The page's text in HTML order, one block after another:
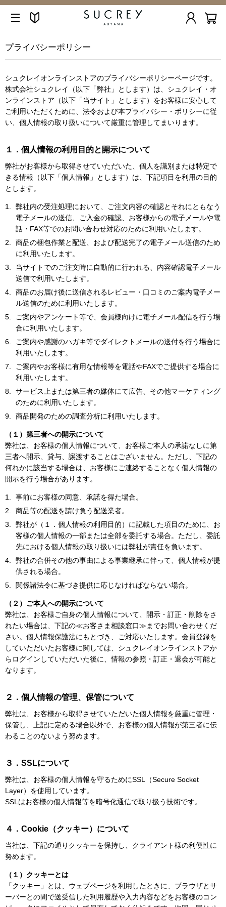
プライバシーポリシー
シュクレイオンラインストアのプライバシーポリシーページです。
株式会社シュクレイ（以下「弊社」とします）は、シュクレイ・オ
ンラインストア（以下「当サイト」とします）をお客様に安心して
ご利用いただくために、法令および本プライバシー・ポリシーに従
い、個人情報の取り扱いについて厳重に管理してまいります。
１．個人情報の利用目的と開示について
弊社がお客様から取得させていただいた、個人を識別または特定で
きる情報（以下「個人情報」とします）は、下記項目を利用の目的
とします。
弊社内の受注処理において、ご注文内容の確認とそれにともなう
電子メールの送信、ご入金の確認、お客様からの電子メールや電
話・FAX等でのお問い合わせ対応のために利用いたします。
商品の梱包作業と配送、および配送完了の電子メール送信のため
に利用いたします。
当サイトでのご注文時に自動的に行われる、内容確認電子メール
送信で利用いたします。
商品のお届け後に送信されるレビュー・口コミのご案内電子メー
ル送信のために利用いたします。
ご案内やアンケート等で、会員様向けに電子メール配信を行う場
合に利用いたします。
ご案内や感謝のハガキ等でダイレクトメールの送付を行う場合に
利用いたします。
ご案内やお客様に有用な情報等を電話やFAXでご提供する場合に
利用いたします。
サービス上または第三者の媒体にて広告、その他マーケティング
のために利用いたします。
商品開発のための調査分析に利用いたします。
（１）第三者への開示について
弊社は、お客様の個人情報について、お客様ご本人の承諾なしに第
三者へ開示、貸与、譲渡することはございません。ただし、下記の
何れかに該当する場合は、お客様にご連絡することなく個人情報の
開示を行う場合があります。
事前にお客様の同意、承諾を得た場合。
商品等の配送を請け負う配送業者。
弊社が（１．個人情報の利用目的）に記載した項目のために、お
客様の個人情報の一部または全部を委託する場合。ただし、委託
先における個人情報の取り扱いには弊社が責任を負います。
弊社の合併その他の事由による事業継承に伴って、個人情報が提
供される場合。
関係諸法令に基づき提供に応じなければならない場合。
（２）ご本人への開示について
弊社は、お客様ご自身の個人情報について、開示・訂正・削除をさ
れたい場合は、下記の≪お客さま相談窓口≫までお問い合わせくだ
さい。個人情報保護法にもとづき、ご対応いたします。会員登録を
していただいたお客様に関しては、シュクレイオンラインストアか
らログインしていただいた後に、情報の参照・訂正・退会が可能と
なります。
２．個人情報の管理、保管について
弊社は、お客様から取得させていただいた個人情報を厳重に管理・
保管し、上記に定める場合以外で、お客様の個人情報が第三者に伝
わることのないよう努めます。
３．SSLについて
弊社は、お客様の個人情報を守るためにSSL（Secure Socket
Layer）を使用しています。
SSLはお客様の個人情報等を暗号化通信で取り扱う技術です。
４．Cookie（クッキー）について
当社は、下記の通りクッキーを保持し、クライアント様の利便性に
努めます。
（１）クッキーとは
「クッキー」とは、ウェブページを利用したときに、ブラウザとサ
ーバーとの間で送受信した利用履歴や入力内容などをお客様のコン